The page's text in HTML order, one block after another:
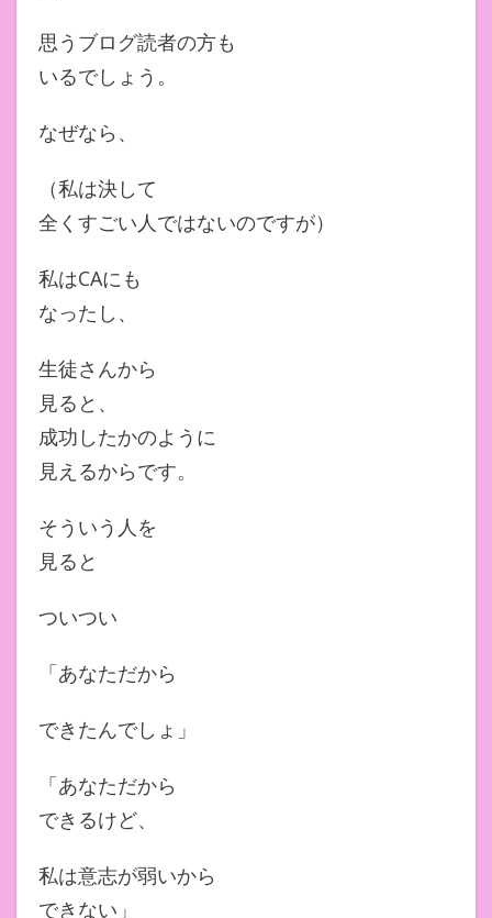
思うブログ読者の方も
いるでしょう。
なぜなら、
（私は決して
全くすごい人ではないのですが）
私はCAにも
なったし、
生徒さんから
見ると、
成功したかのように
見えるからです。
そういう人を
見ると
ついつい
「あなただから
できたんでしょ」
「あなただから
できるけど、
私は意志が弱いから
できない」